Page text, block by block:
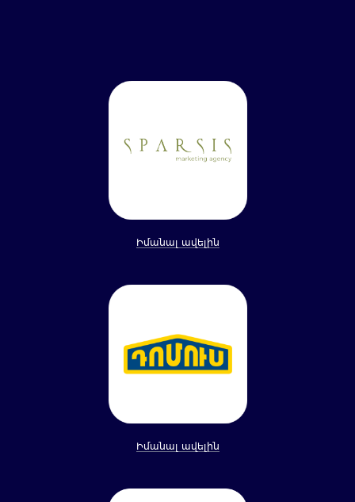
Իմանալ ավելին
Իմանալ ավելին